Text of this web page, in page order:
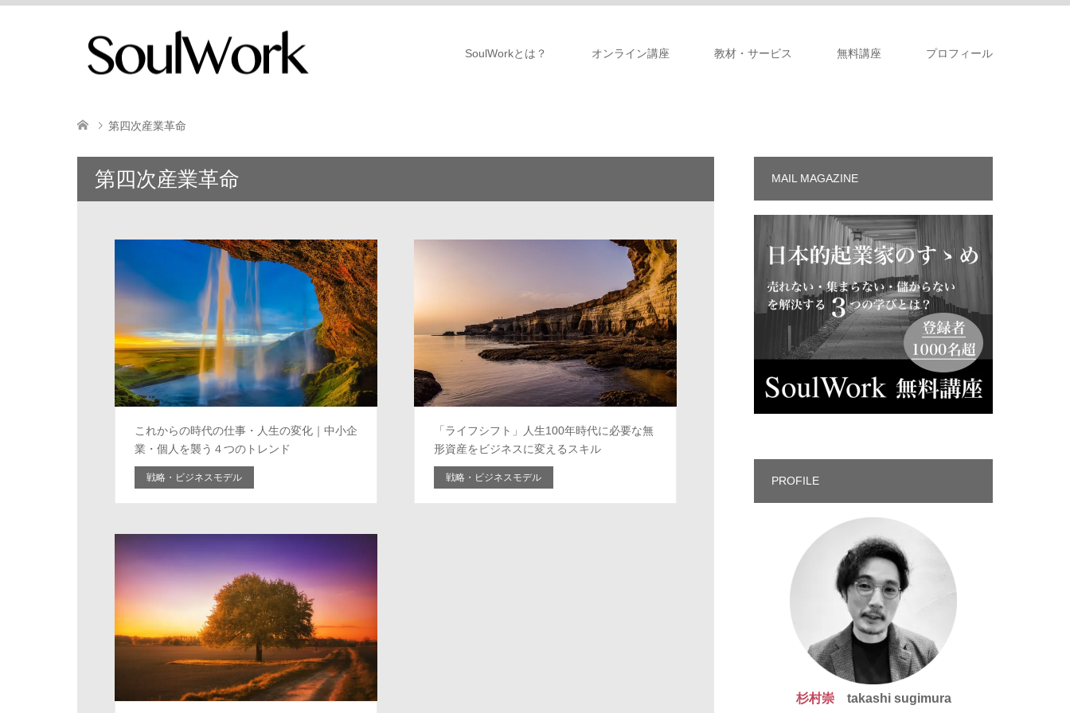
SoulWorkとは？ オンライン講座 教材・サービス 無料講座 プロフィール
第四次産業革命
第四次産業革命
これからの時代の仕事・人生の変化｜中小企
業・個人を襲う４つのトレンド
戦略・ビジネスモデル
「ライフシフト」人生100年時代に必要な無
形資産をビジネスに変えるスキル
戦略・ビジネスモデル
MAIL MAGAZINE
PROFILE
杉村崇takashi sugimura